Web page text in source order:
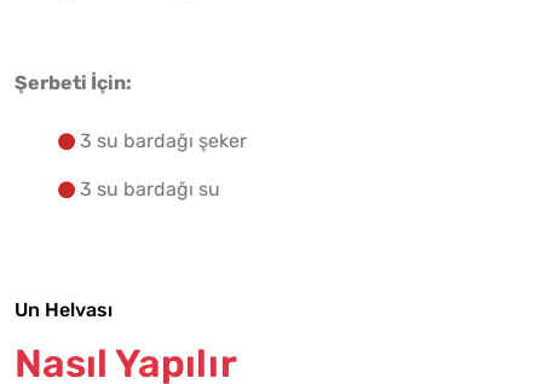
Şerbeti İçin:
3 su bardağı şeker
3 su bardağı su
Un Helvası
Nasıl Yapılır